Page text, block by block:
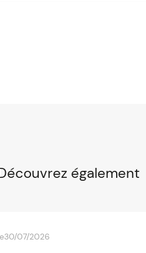
également
30/07/2026